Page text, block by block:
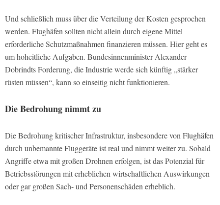
Und schließlich muss über die Verteilung der Kosten gesprochen
werden. Flughäfen sollten nicht allein durch eigene Mittel
erforderliche Schutzmaßnahmen finanzieren müssen. Hier geht es
um hoheitliche Aufgaben. Bundesinnenminister Alexander
Dobrindts Forderung, die Industrie werde sich künftig „stärker
rüsten müssen“, kann so einseitig nicht funktionieren.
Die Bedrohung nimmt zu
Die Bedrohung kritischer Infrastruktur, insbesondere von Flughäfen
durch unbemannte Fluggeräte ist real und nimmt weiter zu. Sobald
Angriffe etwa mit großen Drohnen erfolgen, ist das Potenzial für
Betriebsstörungen mit erheblichen wirtschaftlichen Auswirkungen
oder gar großen Sach- und Personenschäden erheblich.